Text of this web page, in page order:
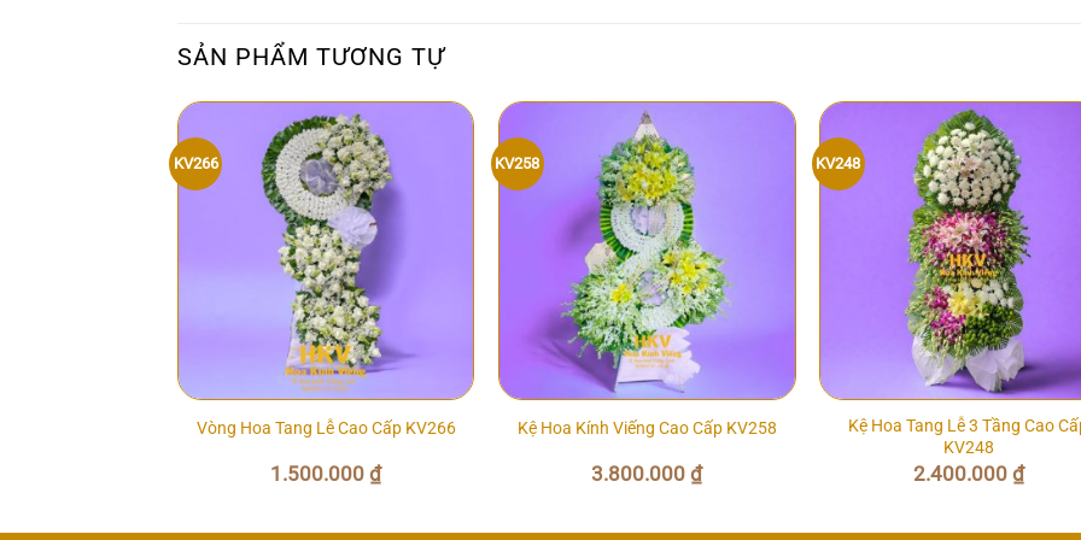
SẢN PHẨM TƯƠNG TỰ
KV266
Vòng Hoa Tang Lễ Cao Cấp KV266
1.500.000₫
KV258
Kệ Hoa Kính Viếng Cao Cấp KV258
3.800.000₫
KV248
Kệ Hoa Tang Lễ 3 Tầng Cao
KV248
2.400.000 ₫